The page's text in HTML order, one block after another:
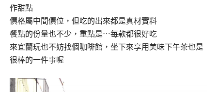
作甜點
價格屬中間價位，但吃的出來都是真材實料
餐點的份量也不少，重點是⋯每款都很好吃
來宜蘭玩也不妨找個咖啡館，坐下來享用美味下午茶也是
很棒的一件事喔